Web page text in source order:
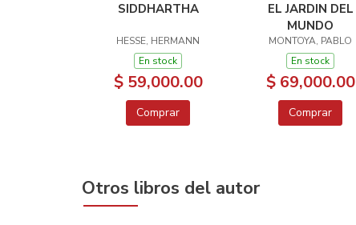
SIDDHARTHA
HESSE, HERMANN
En stock
$ 59,000.00
Comprar
EL JARDIN DEL
MUNDO
MONTOYA, PABLO
En stock
$ 69,000.00
Comprar
Otros libros del autor